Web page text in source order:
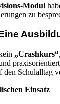
Modul
zu
„Crashkurs“
Schulalltag
Einsatz